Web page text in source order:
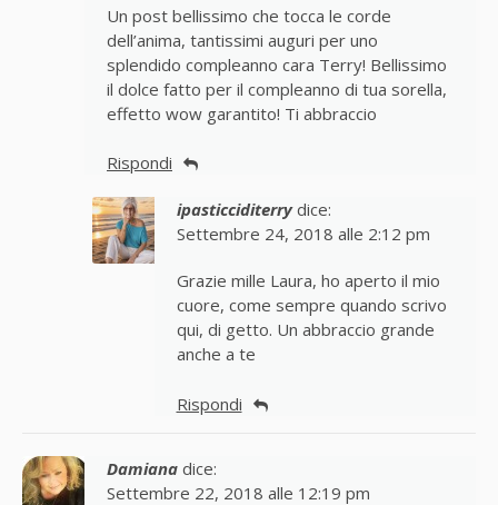
Un post bellissimo che tocca le corde
dell’anima, tantissimi auguri per uno
splendido compleanno cara Terry! Bellissimo
il dolce fatto per il compleanno di tua sorella,
effetto wow garantito! Ti abbraccio
Rispondi
ipasticciditerry dice:
Settembre 24, 2018 alle 2:12 pm
Grazie mille Laura, ho aperto il mio
cuore, come sempre quando scrivo
qui, di getto. Un abbraccio grande
anche a te
Rispondi
Damiana dice:
Settembre 22, 2018 alle 12:19 pm